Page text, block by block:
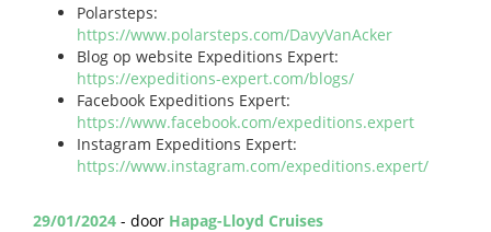
Polarsteps:
https://www.polarsteps.com/DavyVanAcker
Blog op website Expeditions Expert:
https://expeditions-expert.com/blogs/
Facebook Expeditions Expert:
https://www.facebook.com/expeditions.expert
Instagram Expeditions Expert:
https://www.instagram.com/expeditions.expert/
29/01/2024 - door Hapag-Lloyd Cruises